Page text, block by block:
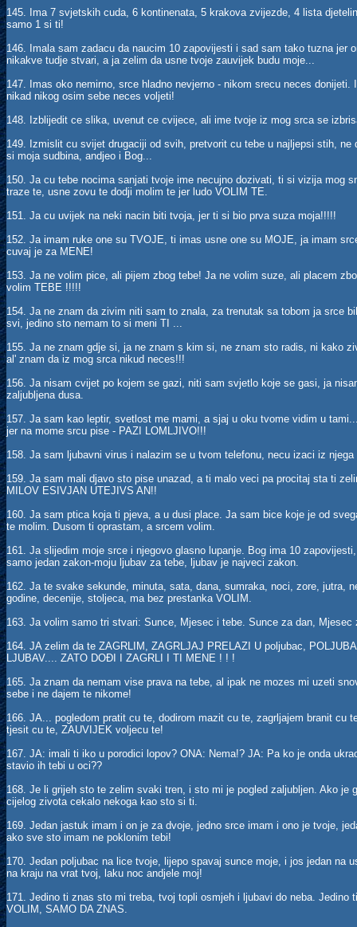
145. Ima 7 svjetskih cuda, 6 kontinenata, 5 krakova zvijezde, 4 lista
samo 1 si ti!
146. Imala sam zadacu da naucim 10 zapovijesti i sad sam tako tuzna jer
nikakve tudje stvari, a ja zelim da usne tvoje zauvijek budu moje...
147. Imas oko nemirno, srce hladno nevjerno - nikom srecu neces
nikad nikog osim sebe neces voljeti!
148. Izblijedit ce slika, uvenut ce cvijece, ali ime tvoje iz mog srca se
149. Izmislit cu svijet drugaciji od svih, pretvorit cu tebe u najljepsi stih,
si moja sudbina, andjeo i Bog...
150. Ja cu tebe nocima sanjati tvoje ime necujno dozivati, ti si vizija mog
traze te, usne zovu te dodji molim te jer ludo VOLIM TE.
151. Ja cu uvijek na neki nacin biti tvoja, jer ti si bio prva suza moja!!!!!
152. Ja imam ruke one su TVOJE, ti imas usne one su MOJE, ja imam
cuvaj je za MENE!
153. Ja ne volim pice, ali pijem zbog tebe! Ja ne volim suze, ali placem
volim TEBE !!!!!
154. Ja ne znam da zivim niti sam to znala, za trenutak sa tobom ja srce
svi, jedino sto nemam to si meni TI ...
155. Ja ne znam gdje si, ja ne znam s kim si, ne znam sto radis, ni kako
al' znam da iz mog srca nikud neces!!!
156. Ja nisam cvijet po kojem se gazi, niti sam svjetlo koje se gasi, ja
zaljubljena dusa.
157. Ja sam kao leptir, svetlost me mami, a sjaj u oku tvome vidim u
jer na mome srcu pise - PAZI LOMLJIVO!!!
158. Ja sam ljubavni virus i nalazim se u tvom telefonu, necu izaci iz
159. Ja sam mali djavo sto pise unazad, a ti malo veci pa procitaj sta ti
MILOV ESIVJAN UTEJIVS AN!!
160. Ja sam ptica koja ti pjeva, a u dusi place. Ja sam bice koje je od
te molim. Dusom ti oprastam, a srcem volim.
161. Ja slijedim moje srce i njegovo glasno lupanje. Bog ima 10
samo jedan zakon-moju ljubav za tebe, ljubav je najveci zakon.
162. Ja te svake sekunde, minuta, sata, dana, sumraka, noci, zore, jutra,
godine, decenije, stoljeca, ma bez prestanka VOLIM.
163. Ja volim samo tri stvari: Sunce, Mjesec i tebe. Sunce za dan,
164. JA zelim da te ZAGRLIM, ZAGRLJAJ PRELAZI U poljubac,
LJUBAV.... ZATO DOĐI I ZAGRLI I TI MENE ! ! !
165. Ja znam da nemam vise prava na tebe, al ipak ne mozes mi uzeti
sebe i ne dajem te nikome!
166. JA... pogledom pratit cu te, dodirom mazit cu te, zagrljajem branit cu
tjesit cu te, ZAUVIJEK voljecu te!
167. JA: imali ti iko u porodici lopov? ONA: Nema!? JA: Pa ko je onda
stavio ih tebi u oci??
168. Je li grijeh sto te zelim svaki tren, i sto mi je pogled zaljubljen. Ako je
cijelog zivota cekalo nekoga kao sto si ti.
169. Jedan jastuk imam i on je za dvoje, jedno srce imam i ono je tvoje,
ako sve sto imam ne poklonim tebi!
170. Jedan poljubac na lice tvoje, lijepo spavaj sunce moje, i jos jedan na
na kraju na vrat tvoj, laku noc andjele moj!
171. Jedino ti znas sto mi treba, tvoj topli osmjeh i ljubavi do neba. Jedino
VOLIM, SAMO DA ZNAS.